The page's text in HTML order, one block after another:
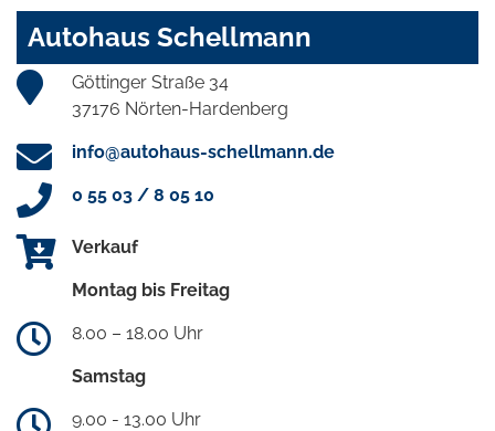
Autohaus Schellmann
Göttinger Straße 34
37176 Nörten-Hardenberg
info@autohaus-schellmann.de
0 55 03 / 8 05 10
Verkauf
Montag bis Freitag
8.00 – 18.00 Uhr
Samstag
9.00 - 13.00 Uhr